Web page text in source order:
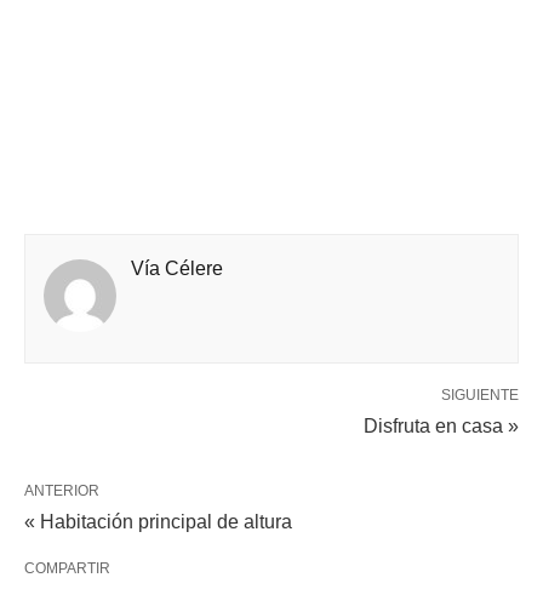
Vía Célere
SIGUIENTE
Disfruta en casa »
ANTERIOR
« Habitación principal de altura
COMPARTIR